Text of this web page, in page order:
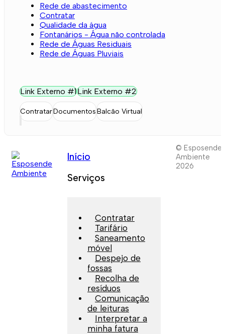
Rede de abastecimento
Contratar
Qualidade da água
Fontanários - Água não controlada
Rede de Águas Residuais
Rede de Águas Pluviais
Link Externo #1Link Externo #2
ContratarDocumentosBalcão Virtual
Início
Serviços
Contratar
Tarifário
Saneamento
móvel
Despejo de
fossas
Recolha de
resíduos
Comunicação
de leituras
Interpretar a
minha fatura
© Esposende
Ambiente
2026